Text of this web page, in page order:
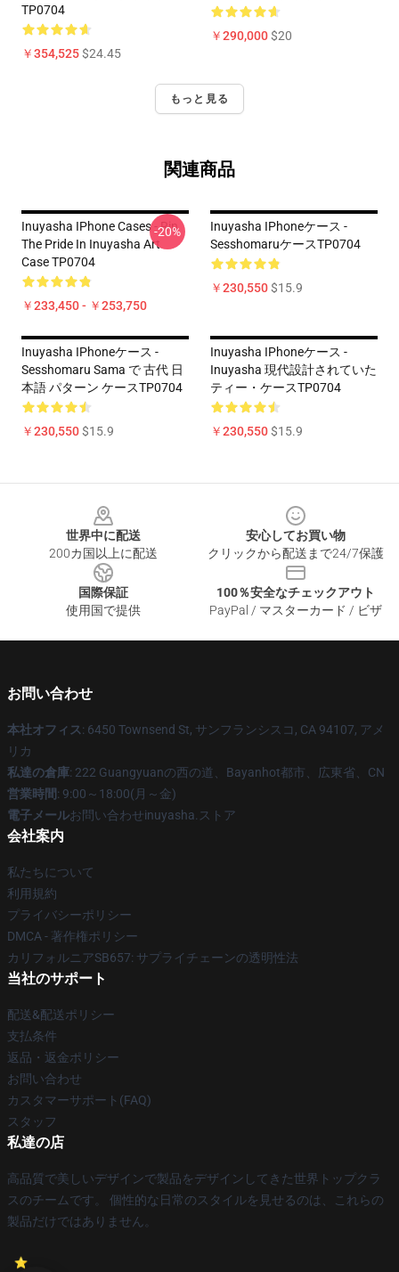
TP0704
￥354,525$24.45
￥290,000$20
もっと見る
関連商品
Inuyasha IPhone Cases - Rin
The Pride In Inuyasha Art
Case TP0704
￥233,450 - ￥253,750
-20%
Inuyasha IPhoneケース -
SesshomaruケースTP0704
￥230,550$15.9
Inuyasha IPhoneケース -
Sesshomaru Sama で 古代 日
本語 パターン ケースTP0704
￥230,550$15.9
Inuyasha IPhoneケース -
Inuyasha 現代設計されていた
ティー・ケースTP0704
￥230,550$15.9
世界中に配送
200カ国以上に配送
安心してお買い物
クリックから配送まで24/7保護
国際保証
使用国で提供
100％安全なチェックアウト
PayPal / マスターカード / ビザ
お問い合わせ
本社オフィス: 6450 Townsend St, サンフランシスコ, CA 94107, アメ
リカ
私達の倉庫: 222 Guangyuanの西の道、Bayanhot都市、広東省、CN
営業時間: 9:00～18:00(月～金)
電子メールお問い合わせinuyasha.ストア
会社案内
私たちについて
利用規約
プライバシーポリシー
DMCA - 著作権ポリシー
カリフォルニアSB657: サプライチェーンの透明性法
当社のサポート
配送&配送ポリシー
支払条件
返品・返金ポリシー
お問い合わせ
カスタマーサポート(FAQ)
スタッフ
私達の店
高品質で美しいデザインで製品をデザインしてきた世界トップクラ
スのチームです。 個性的な日常のスタイルを見せるのは、これらの
製品だけではありません。